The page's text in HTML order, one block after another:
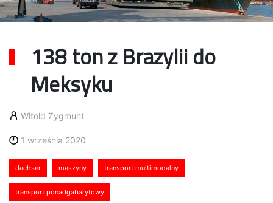
138 ton z Brazylii do
Meksyku
Witold Zygmunt
1 września 2020
dachser maszyny transport multimodalny
transport ponadgabarytowy